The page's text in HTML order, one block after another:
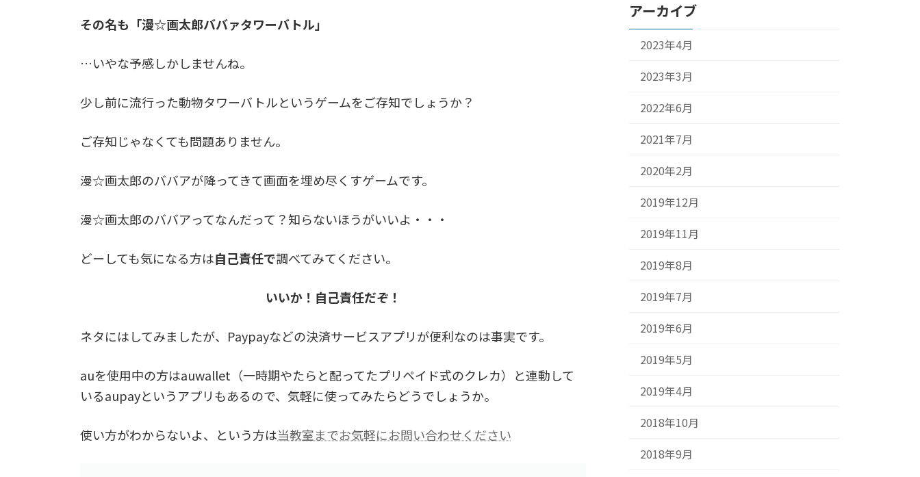
その名も「漫☆画太郎ババァタワーバトル」
…いやな予感しかしませんね。
少し前に流行った動物タワーバトルというゲームをご存知でしょうか？
ご存知じゃなくても問題ありません。
漫☆画太郎のババアが降ってきて画面を埋め尽くすゲームです。
漫☆画太郎のババアってなんだって？知らないほうがいいよ・・・
どーしても気になる方は自己責任で調べてみてください。
いいか！自己責任だぞ！
ネタにはしてみましたが、Paypayなどの決済サービスアプリが便利なのは事実です。
auを使用中の方はauwallet（一時期やたらと配ってたプリペイド式のクレカ）と連動して
いるaupayというアプリもあるので、気軽に使ってみたらどうでしょうか。
使い方がわからないよ、という方は当教室までお気軽にお問い合わせください
アーカイブ
2023年4月
2023年3月
2022年6月
2021年7月
2020年2月
2019年12月
2019年11月
2019年8月
2019年7月
2019年6月
2019年5月
2019年4月
2018年10月
2018年9月